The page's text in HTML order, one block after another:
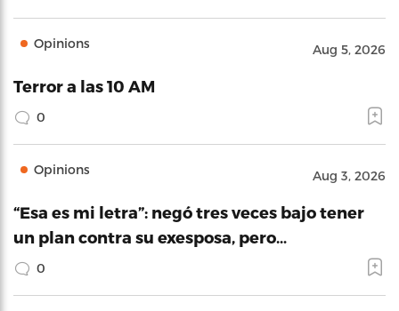
Opinions Aug 5, 2026
Terror a las 10 AM
0
Opinions Aug 3, 2026
“Esa es mi letra”: negó tres veces bajo tener
un plan contra su exesposa, pero…
0